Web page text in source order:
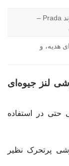
Master Quality با متریال ممتاز برند Prada –
هدیه، و
لنز جیوه‌ای
در استفاده
پرتحرک نظیر